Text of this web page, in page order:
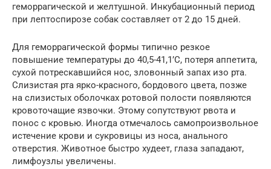
геморрагической и желтушной. Инкубационный период
при лептоспирозе собак составляет от 2 до 15 дней.
Для геморрагической формы типично резкое
повышение температуры до 40,5-41,1’С, потеря аппетита,
сухой потрескавшийся нос, зловонный запах изо рта.
Слизистая рта ярко-красного, бордового цвета, позже
на слизистых оболочках ротовой полости появляются
кровоточащие язвочки. Этому сопутствуют рвота и
понос с кровью. Иногда отмечалось самопроизвольное
истечение крови и сукровицы из носа, анального
отверстия. Животное быстро худеет, глаза западают,
лимфоузлы увеличены.